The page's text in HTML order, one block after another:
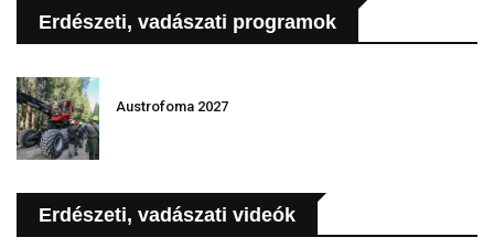
Erdészeti, vadászati programok
Austrofoma 2027
Erdészeti, vadászati videók